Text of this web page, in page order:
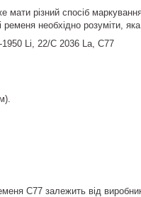
мати різний спосіб
ременя необхідно розуміти,
Li, 22/C 2036 La, C77
C77 залежить від